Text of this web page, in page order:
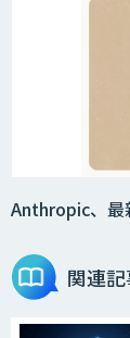
Anthropic、最
関連